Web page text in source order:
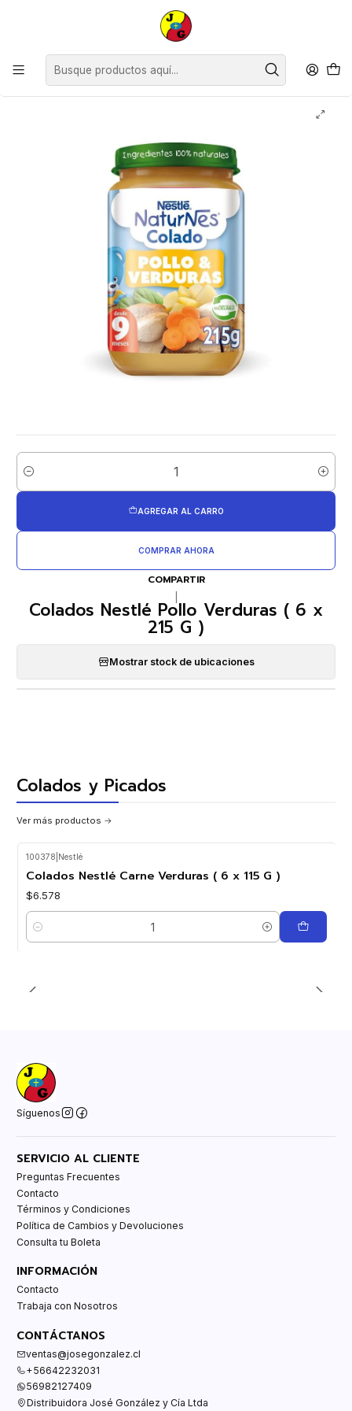
Disponible sólo Retiro en Tienda Osorno.
Colados y Picados
Colados Nestlé Pollo Verduras ( 6 x 215 G )
Cantidad
AGREGAR AL CARRO
COMPRAR AHORA
COMPARTIR
Colados Nestlé Pollo Verduras ( 6 x
215 G )
Mostrar stock de ubicaciones
Colados y Picados
Ver más productos
100378 Nestlé
Colados Nestlé Carne Verduras ( 6 x 115 G )
$6.578
Cantidad
Síguenos
SERVICIO AL CLIENTE
Preguntas Frecuentes
Contacto
Términos y Condiciones
Política de Cambios y Devoluciones
Consulta tu Boleta
INFORMACIÓN
Contacto
Trabaja con Nosotros
CONTÁCTANOS
ventas@josegonzalez.cl
+56642232031
56982127409
Distribuidora José González y Cía Ltda